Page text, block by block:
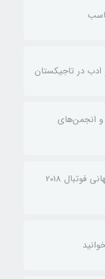
در تاجیکستان
و انجمن‌های
یک نگاه کوتاه به جام جهانی فوتبال 2018